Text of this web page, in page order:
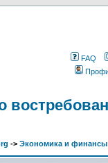
FAQ
-> Экономика и финансы